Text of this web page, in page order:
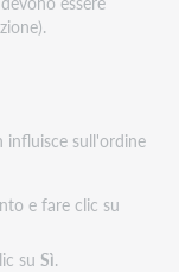
influisce sull'ordine
e fare clic su
su Sì.